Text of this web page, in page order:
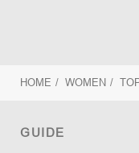
HOME / WOMEN /
GUIDE